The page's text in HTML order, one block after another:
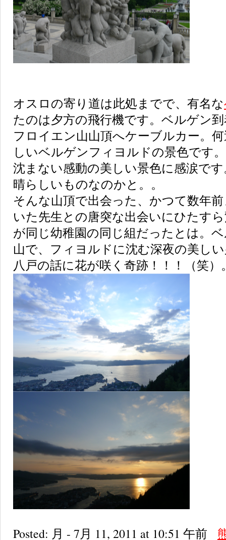
オスロの寄り道は此処までで、有名な
たのは夕方の飛行機です。ベルゲン
フロイエン山山頂へケーブルカー。
しいベルゲンフィヨルドの景色です
沈まない感動の美しい景色に感涙で
晴らしいものなのかと。。
そんな山頂で出会った、かつて数年
いた先生との唐突な出会いにひたす
が同じ幼稚園の同じ組だったとは。
山で、フィヨルドに沈む深夜の美し
八戸の話に花が咲く奇跡！！！（笑）
Posted: 月 - 7月 11, 2011 at 10:51 午前